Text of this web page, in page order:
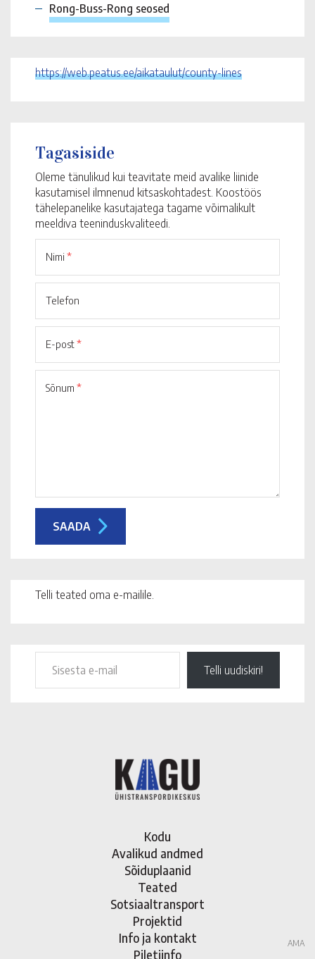
Rong-Buss-Rong seosed
https://web.peatus.ee/aikataulut/county-lines
Tagasiside
Oleme tänulikud kui teavitate meid avalike liinide
kasutamisel ilmnenud kitsaskohtadest. Koostöös
tähelepanelike kasutajatega tagame võimalikult
meeldiva teeninduskvaliteedi.
Nimi *
Telefon
E-post*
Sõnum *
Telli teated oma e-mailile.
Telli uudiskiri!
Kodu
Avalikud andmed
Sõiduplaanid
Teated
Sotsiaaltransport
Projektid
Info ja kontakt
Piletiinfo
AMA